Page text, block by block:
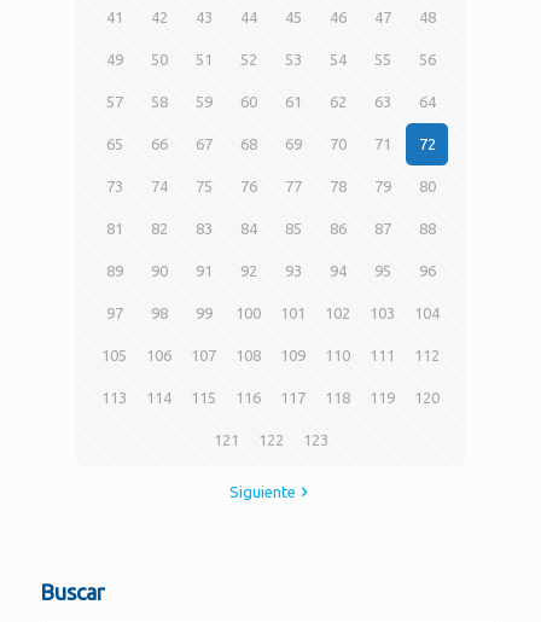
41 42 43 44 45 46 47 48
49 50 51 52 53 54 55 56
57 58 59 60 61 62 63 64
65 66 67 68 69 70 71 72
73 74 75 76 77 78 79 80
81 82 83 84 85 86 87 88
89 90 91 92 93 94 95 96
97 98 99 100 101 102 103 104
105 106 107 108 109 110 111 112
113 114 115 116 117 118 119 120
121 122 123
Siguiente
Buscar